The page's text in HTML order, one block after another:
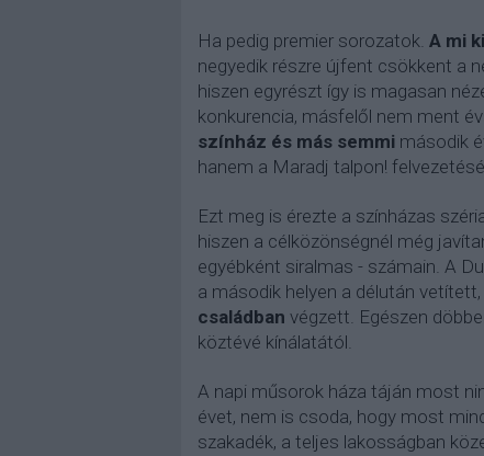
Ha pedig premier sorozatok. A mi
negyedik részre újfent csökkent a
hiszen egyrészt így is magasan
konkurencia, másfelől nem ment
színház és más semmimásodik
hanem a Maradj talpon!
Ezt meg is érezte a színházas
hiszen a célközönségnél még
egyébként siralmas - számain. A
a második helyen a délután
családban végzett. Egészen
köztévé kínálatától.
A napi műsorok háza táján most
évet, nem is csoda, hogy most
szakadék, a teljes lakosságban